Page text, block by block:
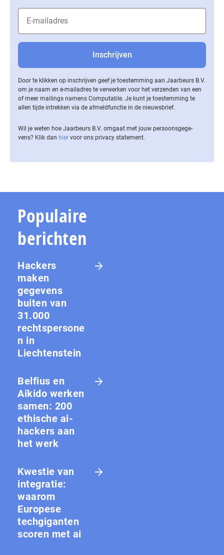
Door te klikken op inschrijven geef je toestemming aan Jaarbeurs B.V.
om je naam en e-mailadres te verwerken voor het verzenden van een
of meer mailings namens Computable. Je kunt je toestemming te
allen tijde intrekken via de af­meld­func­tie in de nieuwsbrief.
Wil je weten hoe Jaarbeurs B.V. omgaat met jouw per­soons­ge­ge­
vens? Klik dan hier voor ons privacy statement.
Populaire
berichten
Hackers
maken
gegevens
buiten van
31.000
rechtspersone
n in
Liechtenstein
Belfius en
Aikido werken
samen: 200
ethische ai-
hackers aan
het werk
Kwestie van
integratie:
waarom
Europese
techgiganten
scoren met ai